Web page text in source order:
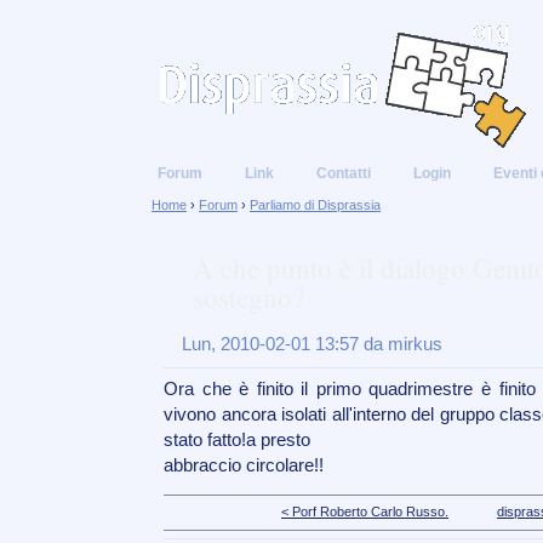
Forum Link Contatti Login Eventi
Home › Forum › Parliamo di Disprassia
Lun, 2010-02-01 13:57 da mirkus
Ora che è finito il primo quadrimestre è
vivono ancora isolati all'interno del gruppo
stato fatto!a presto
abbraccio circolare!!
< Porf Roberto Carlo Russo.